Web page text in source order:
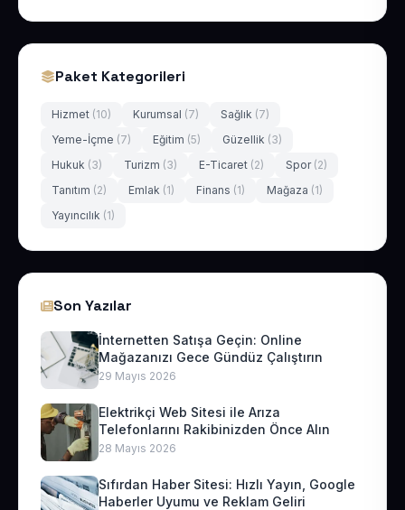
Paket Kategorileri
Hizmet (10) Kurumsal (7) Sağlık (7)
Yeme-İçme (7) Eğitim (5) Güzellik (3)
Hukuk (3) Turizm (3) E-Ticaret (2) Spor (2)
Tanıtım (2) Emlak (1) Finans (1) Mağaza (1)
Yayıncılık (1)
Son Yazılar
İnternetten Satışa Geçin: Online
Mağazanızı Gece Gündüz Çalıştırın
29 Mayıs 2026
Elektrikçi Web Sitesi ile Arıza
Telefonlarını Rakibinizden Önce Alın
28 Mayıs 2026
Sıfırdan Haber Sitesi: Hızlı Yayın, Google
Haberler Uyumu ve Reklam Geliri